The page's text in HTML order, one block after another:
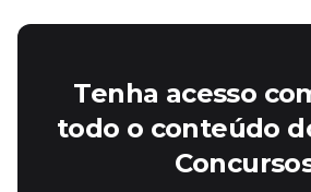
Tenha acesso
todo o conteúdo